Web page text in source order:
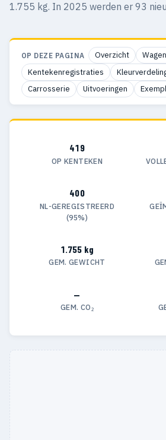
1.755 kg. In 2025 werden er 93
OP DEZE PAGINA Overzicht
Kentekenregistraties
Carrosserie
Uitvoeringen
419
OP KENTEKEN
400
NL-GEREGISTREERD
(95%)
1.755 kg
GEM. GEWICHT
—
GEM. CO₂